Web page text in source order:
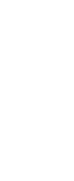
a favoritos